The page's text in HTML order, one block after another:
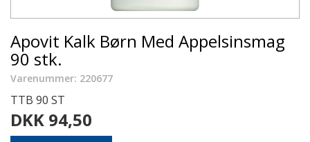
Apovit Kalk Børn Med Appelsinsmag
90 stk.
Varenummer: 220677
TTB 90 ST
DKK 94,50